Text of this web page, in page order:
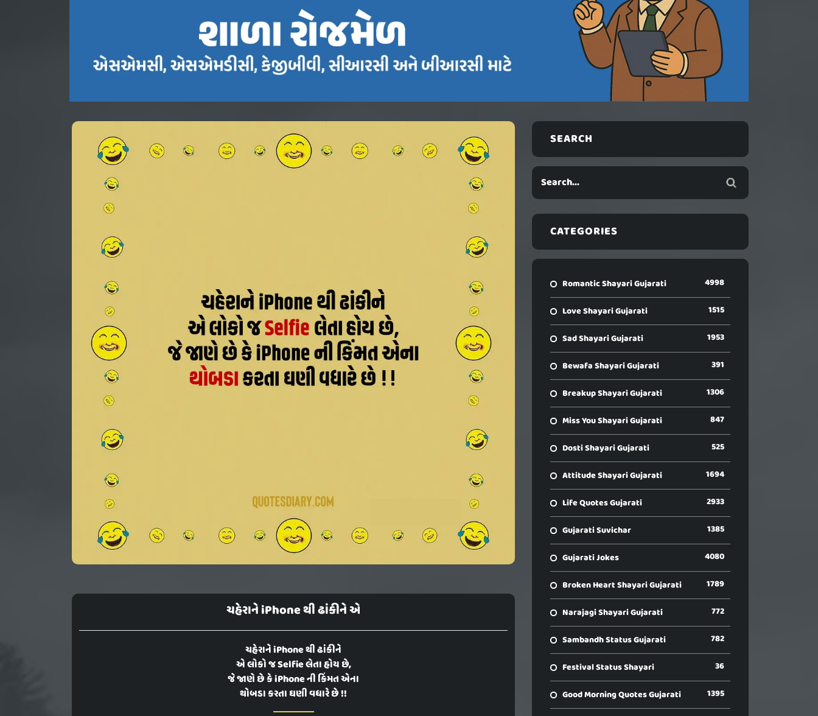
ચહેરાને iPhone થી ઢાંકીને એ
ચહેરાને iPhone થી ઢાંકીને
એ લોકો જ Selfie લેતા હોય છે,
જે જાણે છે કે iPhone ની કિંમત એના
થોબડા કરતા ઘણી વધારે છે !!
SEARCH
CATEGORIES
Romantic Shayari Gujarati 4998
Love Shayari Gujarati 1515
Sad Shayari Gujarati 1953
Bewafa Shayari Gujarati 391
Breakup Shayari Gujarati 1306
Miss You Shayari Gujarati 847
Dosti Shayari Gujarati 525
Attitude Shayari Gujarati 1694
Life Quotes Gujarati 2933
Gujarati Suvichar 1385
Gujarati Jokes 4080
Broken Heart Shayari Gujarati 1789
Narajagi Shayari Gujarati 772
Sambandh Status Gujarati 782
Festival Status Shayari 36
Good Morning Quotes Gujarati 1395